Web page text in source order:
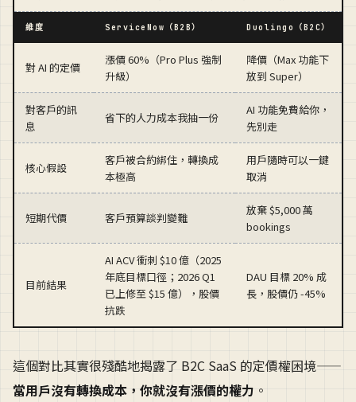
維度 ServiceNow（B2B） Duolingo（B2C）
對 AI 的定價
漲價 60%（Pro Plus 強制
升級）
降價（Max 功能下
放到 Super）
對客戶的訊
息
省下的人力成本我抽一份
AI 功能免費給你，
先別走
核心假設
客戶被合約綁住，轉換成
本極高
用戶隨時可以一鍵
取消
短期代價 客戶預算談判變難
放棄 $5,000 萬
bookings
目前結果
AI ACV 衝刺 $10 億（2025
年底目標口徑；2026 Q1
已上修至 $15 億），股價
抗跌
DAU 目標 20% 成
長，股價仍 -45%
這個對比其實很殘酷地揭露了 B2C SaaS 的定價權困境——
當用戶沒有轉換成本，你就沒有漲價的權力 。